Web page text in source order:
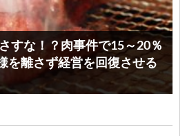
すな！？肉事件で15～20％
を離さず経営を回復させる